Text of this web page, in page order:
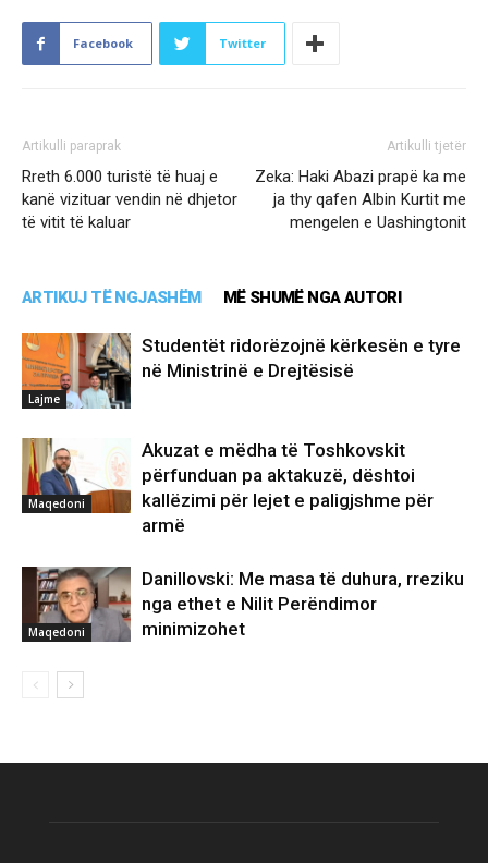
Facebook Twitter
Artikulli paraprak
Rreth 6.000 turistë të huaj e
kanë vizituar vendin në dhjetor
të vitit të kaluar
Artikulli tjetër
Zeka: Haki Abazi prapë ka me
ja thy qafen Albin Kurtit me
mengelen e Uashingtonit
ARTIKUJ TË NGJASHËM MË SHUMË NGA AUTORI
Lajme
Studentët ridorëzojnë kërkesën e tyre
në Ministrinë e Drejtësisë
Maqedoni
Akuzat e mëdha të Toshkovskit
përfunduan pa aktakuzë, dështoi
kallëzimi për lejet e paligjshme për
armë
Maqedoni
Danillovski: Me masa të duhura, rreziku
nga ethet e Nilit Perëndimor
minimizohet